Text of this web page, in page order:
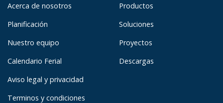
Acerca de nosotros
Planificación
Nuestro equipo
Calendario Ferial
Aviso legal y privacidad
Terminos y condiciones
Productos
Soluciones
Proyectos
Descargas